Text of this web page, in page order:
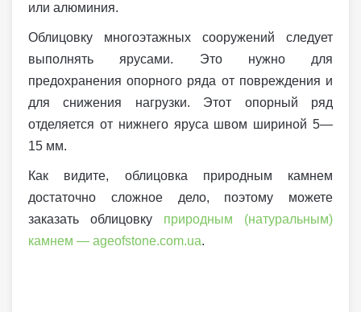
или алюминия.
Облицовку многоэтажных сооружений следует
выполнять ярусами. Это нужно для
предохранения опорного ряда от повреждения и
для снижения нагрузки. Этот опорный ряд
отделяется от нижнего яруса швом шириной 5—
15 мм.
Как видите, облицовка природным камнем
достаточно сложное дело, поэтому можете
заказать облицовку природным (натуральным)
камнем — ageofstone.com.ua.